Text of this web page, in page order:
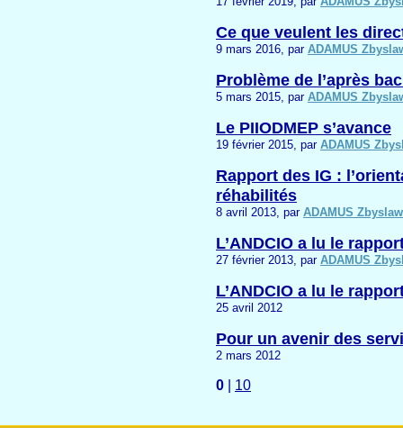
Ce que veulent les
9 mars 2016, par ADAMUS
Problème de l’après
5 mars 2015, par ADAMUS
Le PIIODMEP s’avance
19 février 2015, par ADAMUS
Rapport des IG :
réhabilités
8 avril 2013, par ADAMUS Zbyslaw
L’ANDCIO a lu le
27 février 2013, par ADAMUS
L’ANDCIO a lu le
25 avril 2012
Pour un avenir des
2 mars 2012
0 | 10